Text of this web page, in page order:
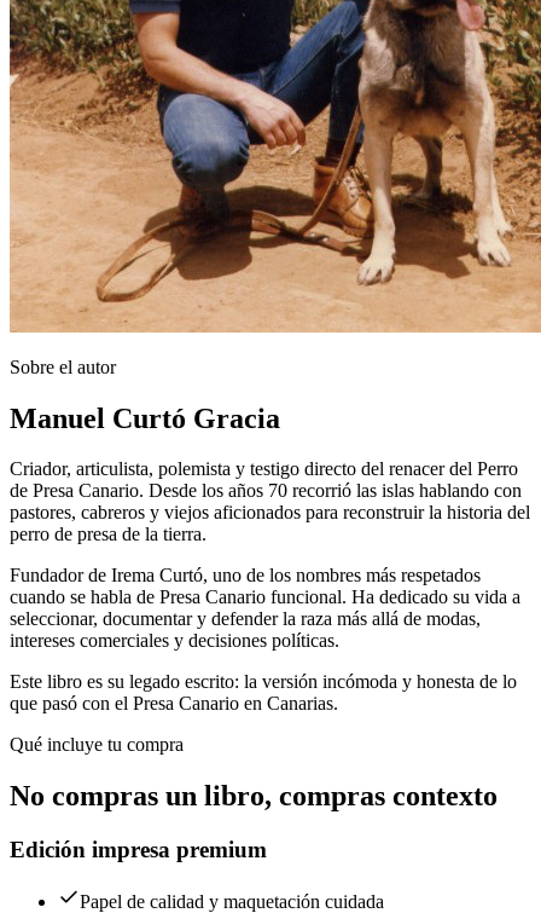
Sobre el autor
Manuel Curtó Gracia
Criador, articulista, polemista y testigo directo del renacer del Perro
de Presa Canario. Desde los años 70 recorrió las islas hablando con
pastores, cabreros y viejos aficionados para reconstruir la historia del
perro de presa de la tierra.
Fundador de Irema Curtó, uno de los nombres más respetados
cuando se habla de Presa Canario funcional. Ha dedicado su vida a
seleccionar, documentar y defender la raza más allá de modas,
intereses comerciales y decisiones políticas.
Este libro es su legado escrito: la versión incómoda y honesta de lo
que pasó con el Presa Canario en Canarias.
Qué incluye tu compra
No compras un libro, compras contexto
Edición impresa premium
Papel de calidad y maquetación cuidada